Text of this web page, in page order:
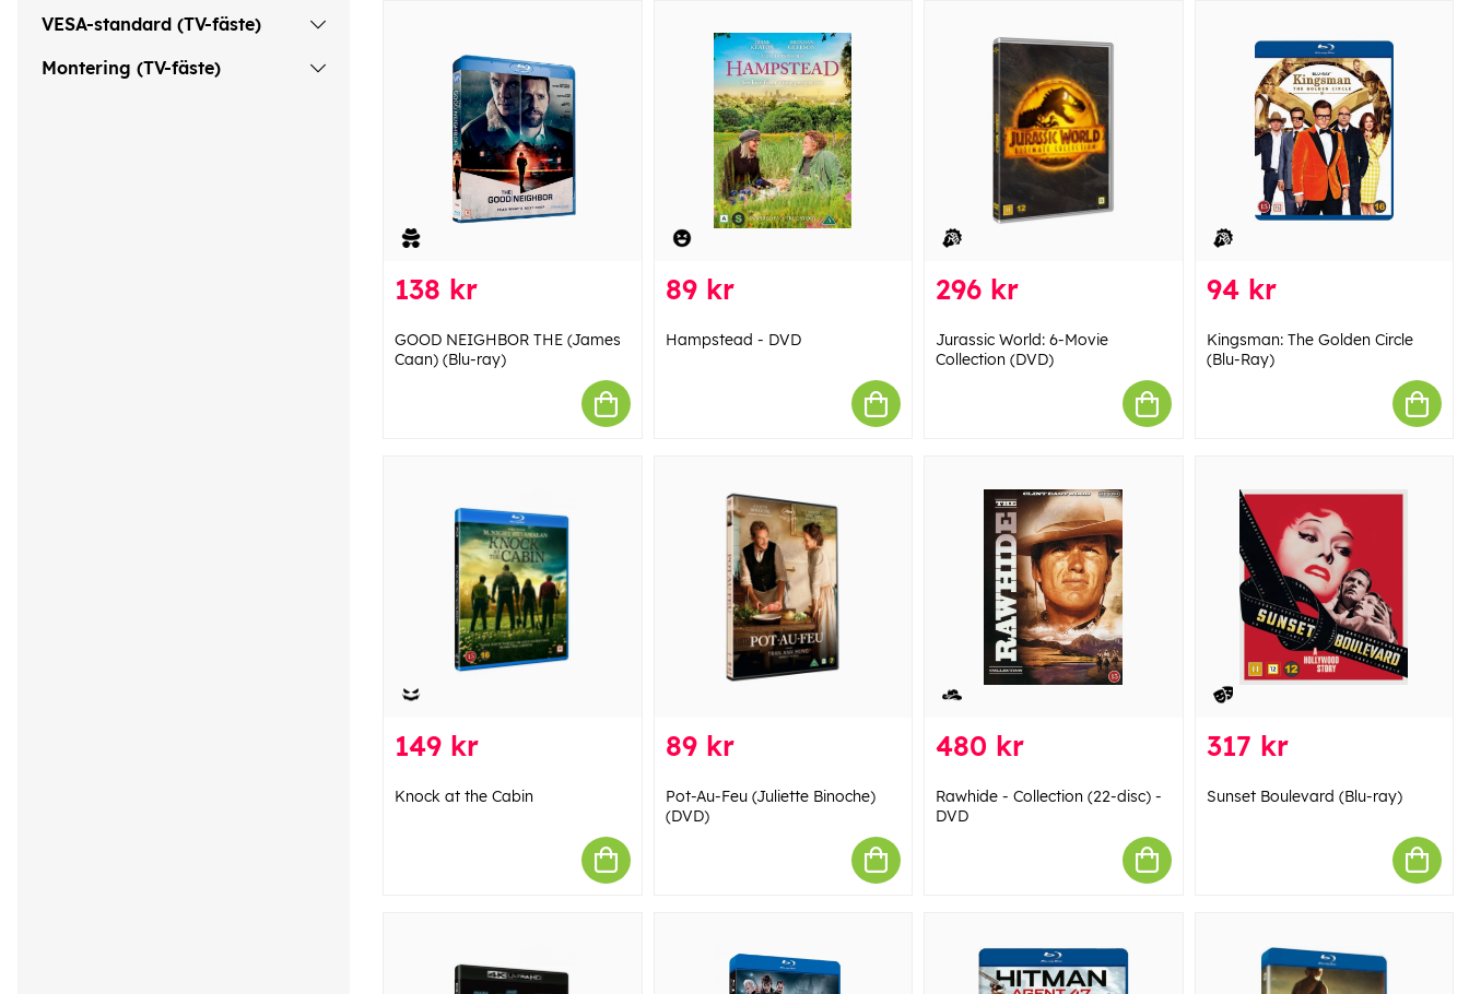
VESA-standard (TV-fäste)
Montering (TV-fäste)
138 kr
GOOD NEIGHBOR THE (James
Caan) (Blu-ray)
89 kr
Hampstead - DVD
296 kr
Jurassic World: 6-Movie
Collection (DVD)
94 kr
Kingsman: The Golden Circle
(Blu-Ray)
149 kr
Knock at the Cabin
89 kr
Pot-Au-Feu (Juliette Binoche)
(DVD)
480 kr
Rawhide - Collection (22-disc) -
DVD
317 kr
Sunset Boulevard (Blu-ray)